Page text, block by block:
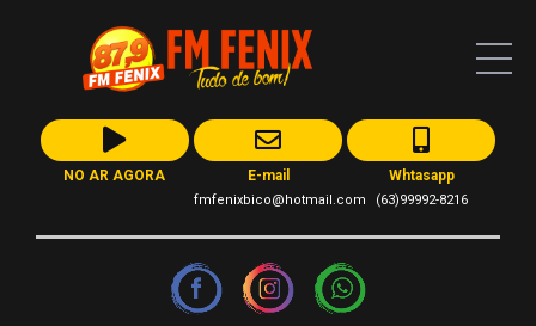
NO AR AGORA E-mail
fmfenixbico@hotmail.com
Whtasapp
(63)99992-8216